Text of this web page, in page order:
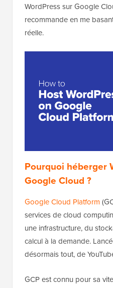
WordPress sur Google
recommande en me
réelle.
Pourquoi héberger
Google Cloud ?
Google Cloud Platform
services de cloud
une infrastructure, du
calcul à la demande.
désormais tout, de
GCP est connu pour sa